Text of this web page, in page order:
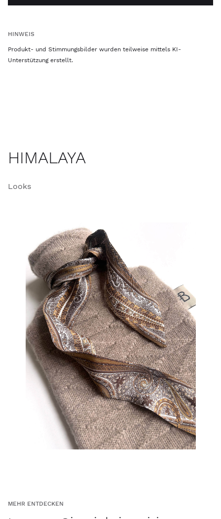
HINWEIS
Produkt- und Stimmungsbilder wurden teilweise mittels KI-
Unterstützung erstellt.
HIMALAYA
Looks
MEHR ENTDECKEN